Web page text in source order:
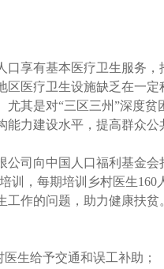
享有基本医疗卫生服务
医疗卫生设施缺乏在一
其是对“三区三州”深度
力建设水平，提高群众
公司向中国人口福利基金
训，每期培训乡村医生
工作的问题，助力健康扶
生给予交通和误工补助；